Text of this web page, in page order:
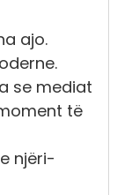
ajo.
se mediat
të
njëri-